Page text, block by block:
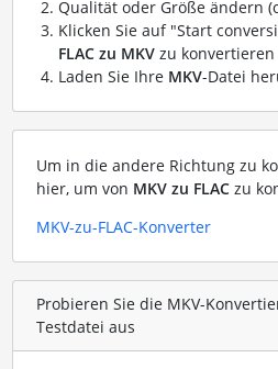
Qualität oder Größe ändern
Klicken Sie auf "Start
FLAC zu MKVzu konvertieren
Laden Sie Ihre MKV-Datei
Um in die andere Richtung zu
hier, um von MKV zu FLACzu
MKV-zu-FLAC-Konverter
Probieren Sie die MKV-
Testdatei aus